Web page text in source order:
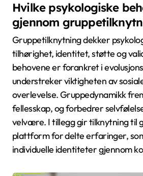
Hvilke psykologiske
gjennom
Gruppetilknytning dekker
tilhørighet, identitet, støtte og
behovene er forankret i
understreker viktigheten av
overlevelse. Gruppedynamikk
fellesskap, og forbedrer
velvære. I tillegg gir tilknytning til
plattform for delte erfaringer,
individuelle identiteter gjennom